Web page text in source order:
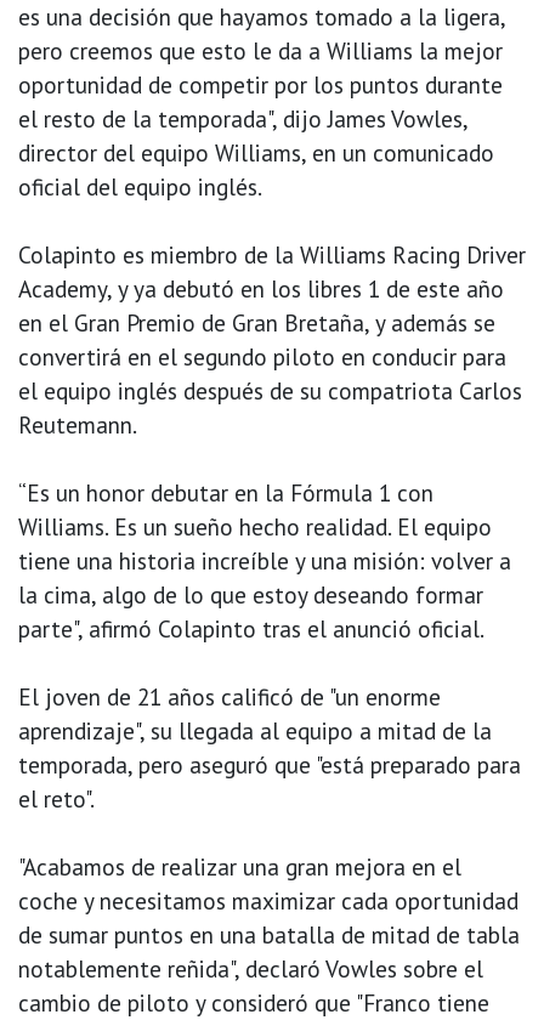
es una decisión que hayamos tomado a la ligera,
pero creemos que esto le da a Williams la mejor
oportunidad de competir por los puntos durante
el resto de la temporada", dijo James Vowles,
director del equipo Williams, en un comunicado
oficial del equipo inglés.
Colapinto es miembro de la Williams Racing Driver
Academy, y ya debutó en los libres 1 de este año
en el Gran Premio de Gran Bretaña, y además se
convertirá en el segundo piloto en conducir para
el equipo inglés después de su compatriota Carlos
Reutemann.
“Es un honor debutar en la Fórmula 1 con
Williams. Es un sueño hecho realidad. El equipo
tiene una historia increíble y una misión: volver a
la cima, algo de lo que estoy deseando formar
parte", afirmó Colapinto tras el anunció oficial.
El joven de 21 años calificó de "un enorme
aprendizaje", su llegada al equipo a mitad de la
temporada, pero aseguró que "está preparado para
el reto".
"Acabamos de realizar una gran mejora en el
coche y necesitamos maximizar cada oportunidad
de sumar puntos en una batalla de mitad de tabla
notablemente reñida", declaró Vowles sobre el
cambio de piloto y consideró que "Franco tiene